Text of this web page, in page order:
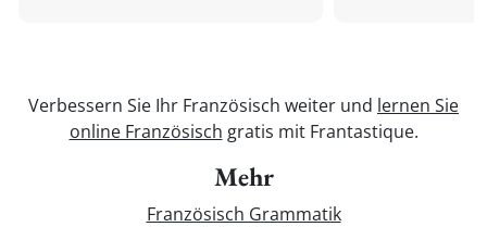
Verbessern Sie Ihr Französisch weiter und lernen Sie
online Französisch gratis mit Frantastique.
Mehr
Französisch Grammatik